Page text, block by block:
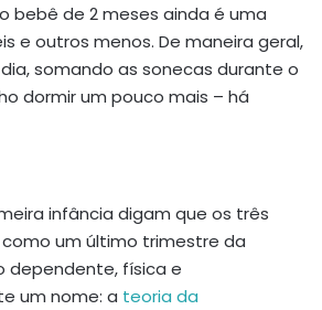
bebê de 2 meses ainda é uma
e outros menos. De maneira geral,
somando as sonecas durante o
dormir um pouco mais – há
infância digam que os três
um último trimestre da
dependente, física e
um nome: a teoria da